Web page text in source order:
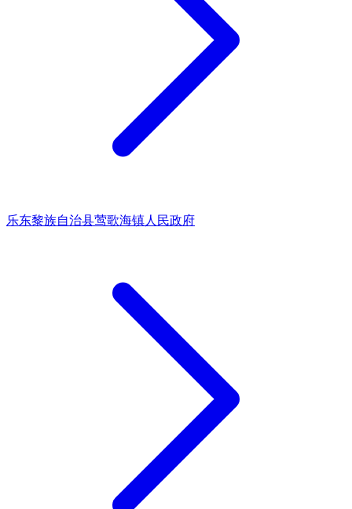
乐东黎族自治县莺歌海镇人民政府